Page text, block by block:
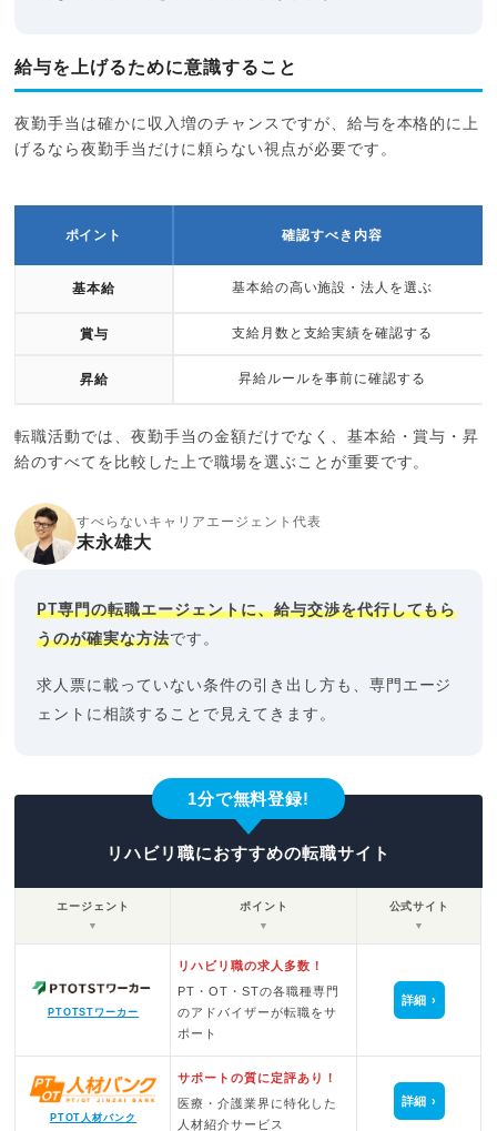
給与を上げるために意識すること
夜勤手当は確かに収入増のチャンスですが、給与を本格的に上
げるなら夜勤手当だけに頼らない視点が必要です。
ポイント 確認すべき内容
基本給 基本給の高い施設・法人を選ぶ
賞与 支給月数と支給実績を確認する
昇給 昇給ルールを事前に確認する
転職活動では、夜勤手当の金額だけでなく、基本給・賞与・昇
給のすべてを比較した上で職場を選ぶことが重要です。
すべらないキャリアエージェント代表
末永雄大
PT専門の転職エージェントに、給与交渉を代行してもら
うのが確実な方法です。
求人票に載っていない条件の引き出し方も、専門エージ
ェントに相談することで見えてきます。
1分で無料登録!
リハビリ職におすすめの転職サイト
エージェント
▼
ポイント
▼
公式サイト
▼
PTOTSTワーカー
リハビリ職の求人多数！
PT・OT・STの各職種専門
のアドバイザーが転職をサ
ポート
詳細
PTOT人材バンク
サポートの質に定評あり！
医療・介護業界に特化した
人材紹介サービス
詳細